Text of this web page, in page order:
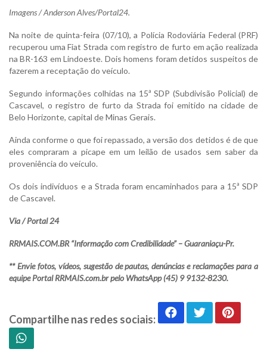
Imagens / Anderson Alves/Portal24.
Na noite de quinta-feira (07/10), a Polícia Rodoviária Federal (PRF)
recuperou uma Fiat Strada com registro de furto em ação realizada
na BR-163 em Lindoeste. Dois homens foram detidos suspeitos de
fazerem a receptação do veículo.
Segundo informações colhidas na 15ª SDP (Subdivisão Policial) de
Cascavel, o registro de furto da Strada foi emitido na cidade de
Belo Horizonte, capital de Minas Gerais.
Ainda conforme o que foi repassado, a versão dos detidos é de que
eles compraram a picape em um leilão de usados sem saber da
proveniência do veículo.
Os dois indivíduos e a Strada foram encaminhados para a 15ª SDP
de Cascavel.
Via / Portal 24
RRMAIS.COM.BR “Informação com Credibilidade” – Guaraniaçu-Pr.
** Envie fotos, vídeos, sugestão de pautas, denúncias e reclamações para a
equipe Portal RRMAIS.com.br pelo WhatsApp (45) 9 9132-8230.
Compartilhe nas redes sociais: